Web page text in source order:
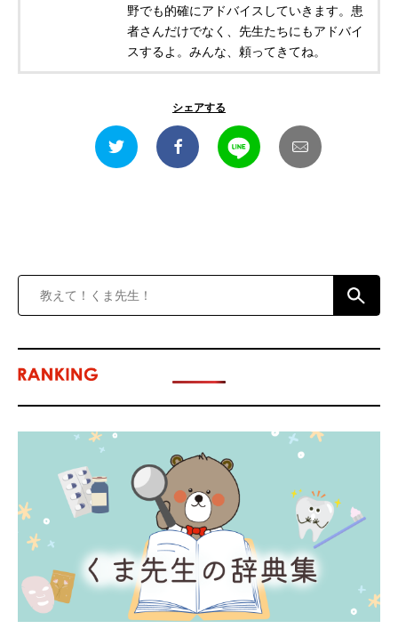
野でも的確にアドバイスしていきます。患
者さんだけでなく、先生たちにもアドバイ
スするよ。みんな、頼ってきてね。
シェアする